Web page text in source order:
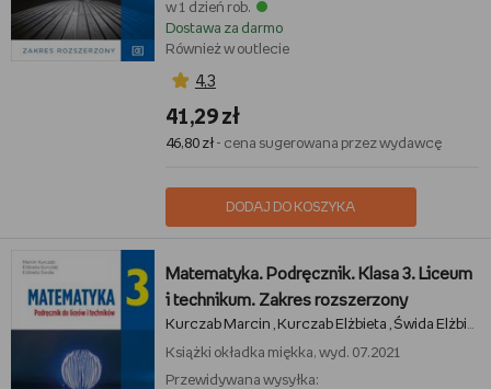
w 1 dzień rob.
Dostawa za darmo
Również w outlecie
4,3
41,29 zł
46,80 zł- cena sugerowana przez wydawcę
DODAJ DO KOSZYKA
Matematyka. Podręcznik. Klasa 3. Liceum
i technikum. Zakres rozszerzony
Kurczab Marcin Kurczab Elżbieta Świda Elżbieta
Książki okładka miękka, wyd. 07.2021
Przewidywana wysyłka: